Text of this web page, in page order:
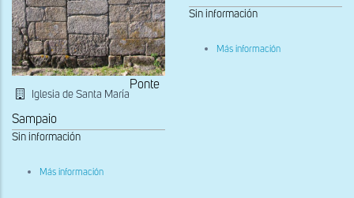
Iglesia de Santa María
Ponte
Sampaio
Sin información
Más información
Sin información
Más información